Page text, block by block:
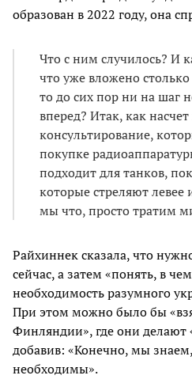
образован в 2022 году, она
Что с ним случилось? И
что уже вложено
то до сих пор ни на шаг
вперед? Итак, как
консультирование,
покупке
подходит для танков,
которые стреляют левее
мы что, просто тратим
Райхиннек сказала, что
сейчас, а затем «понять, в
необходимость разумного
При этом можно было бы
Финляндии», где они делают
добавив: «Конечно, мы
необходимы».